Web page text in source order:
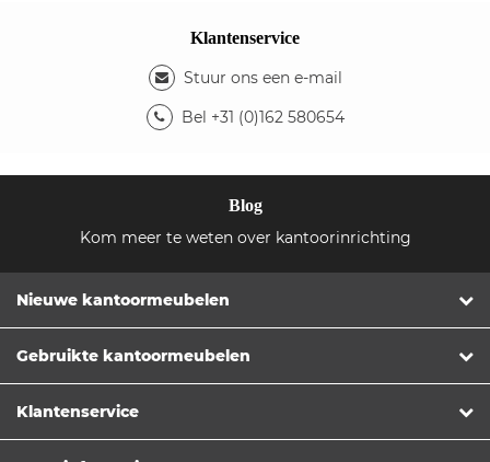
Klantenservice
Stuur ons een e-mail
Bel +31 (0)162 580654
Blog
Kom meer te weten over kantoorinrichting
Nieuwe kantoormeubelen
Gebruikte kantoormeubelen
Klantenservice